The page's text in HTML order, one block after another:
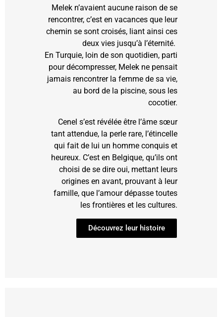
Melek n’avaient aucune raison de se
rencontrer, c’est en vacances que leur
chemin se sont croisés, liant ainsi ces
deux vies jusqu’à l’éternité.
En Turquie, loin de son quotidien, parti
pour décompresser, Melek ne pensait
jamais rencontrer la femme de sa vie,
au bord de la piscine, sous les
cocotier.
Cenel s’est révélée être l’âme sœur
tant attendue, la perle rare, l’étincelle
qui fait de lui un homme conquis et
heureux. C’est en Belgique, qu’ils ont
choisi de se dire oui, mettant leurs
origines en avant, prouvant à leur
famille, que l’amour dépasse toutes
les frontières et les cultures.
Découvrez leur histoire